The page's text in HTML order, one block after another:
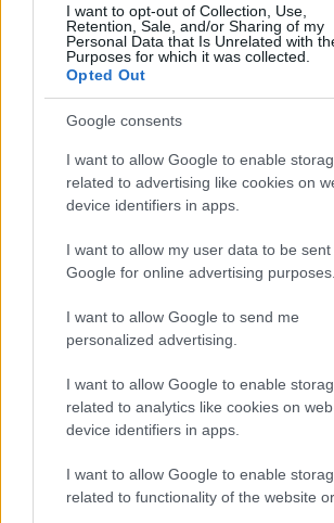
I want to opt-out of Collection, Use,
Retention, Sale, and/or Sharing of my
Personal Data that Is Unrelated with
Purposes for which it was collected.
Opted Out
Google consents
I want to allow Google to enable
related to advertising like cookies on
device identifiers in apps.
I want to allow my user data to be sent
Google for online advertising purposes.
I want to allow Google to send me
personalized advertising.
I want to allow Google to enable
related to analytics like cookies on
device identifiers in apps.
I want to allow Google to enable
related to functionality of the website
írta az Artisjus.
A közlemény kiemeli, hogy a
viszonylatbanSzergej Rahmanyinov
legismertebb, 1943-ban elhunyt
mivel Oroszországban csak 50 évig
művek, mindössze az utolsó hat
jogi védelem alatt december 31-ig.
Az Artisjus felidézi, hogy 2013-ban
történt a szerzői jog területén: az
az előadók és hangfelvétel-előállítók
50 évről 70-re emelték.
Forrás: MTI